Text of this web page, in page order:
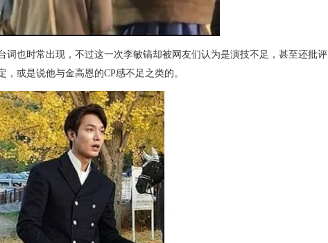
也时常出现，不过这一次李敏镐却被网友们认为是演技不足，甚至还批评
或是说他与金高恩的CP感不足之类的。